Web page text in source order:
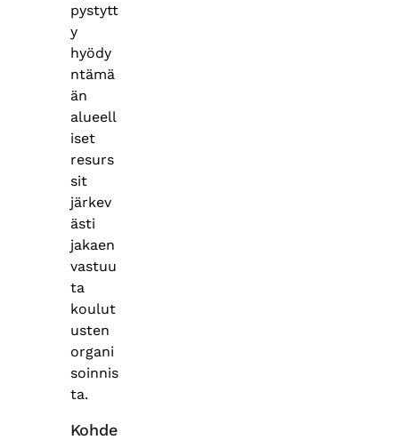
pystytt
y
hyödy
ntämä
än
alueell
iset
resurs
sit
järkev
ästi
jakaen
vastuu
ta
koulut
usten
organi
soinnis
ta.
Kohde